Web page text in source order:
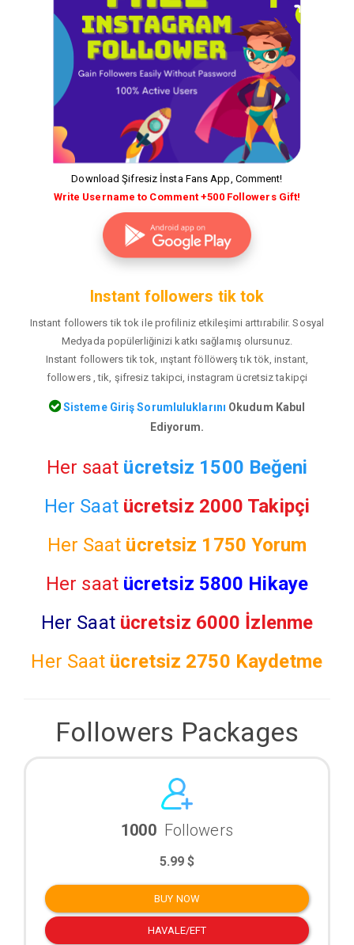
Download Şifresiz İnsta Fans App, Comment!
Write Username to Comment +500 Followers Gift!
Instant followers tik tok
Instant followers tik tok ile profiliniz etkileşimi arttırabilir. Sosyal
Medyada popülerliğinizi katkı sağlamış olursunuz.
Instant followers tik tok, ınştant föllöwerş tık tök, instant,
followers , tik, şifresiz takipci, instagram ücretsiz takipçi
Sisteme Giriş Sorumluluklarını Okudum Kabul
Ediyorum.
Her saat ücretsiz 1500 Beğeni
Her Saat ücretsiz 2000 Takipçi
Her Saat ücretsiz 1750 Yorum
Her saat ücretsiz 5800 Hikaye
Her Saat ücretsiz 6000 İzlenme
Her Saat ücretsiz 2750 Kaydetme
Followers Packages
1000 Followers
5.99 $
BUY NOW
HAVALE/EFT